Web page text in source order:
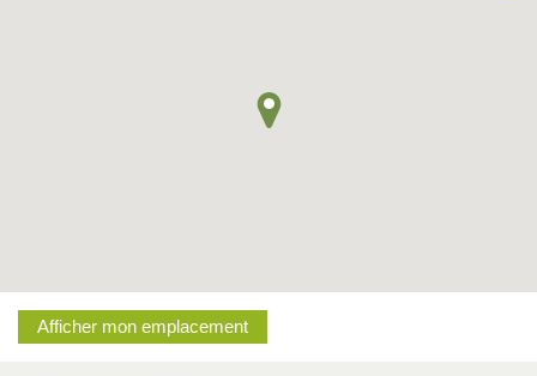
Afficher mon emplacement